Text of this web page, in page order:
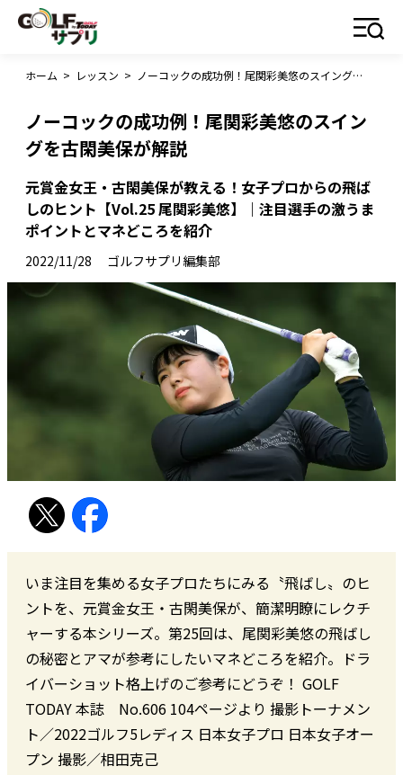
ホーム > レッスン > ノーコックの成功例！尾関彩美悠のスイングを古閑美保が解説
ノーコックの成功例！尾関彩美悠のスイン
グを古閑美保が解説
元賞金女王・古閑美保が教える！女子プロからの飛ば
しのヒント【Vol.25 尾関彩美悠】｜注目選手の激うま
ポイントとマネどころを紹介
2022/11/28 ゴルフサプリ編集部
いま注目を集める女子プロたちにみる〝飛ばし〟のヒ
ントを、元賞金女王・古閑美保が、簡潔明瞭にレクチ
ャーする本シリーズ。第25回は、尾関彩美悠の飛ばし
の秘密とアマが参考にしたいマネどころを紹介。ドラ
イバーショット格上げのご参考にどうぞ！ GOLF
TODAY 本誌 No.606 104ページより 撮影トーナメン
ト／2022ゴルフ5レディス 日本女子プロ 日本女子オー
プン 撮影／相田克己